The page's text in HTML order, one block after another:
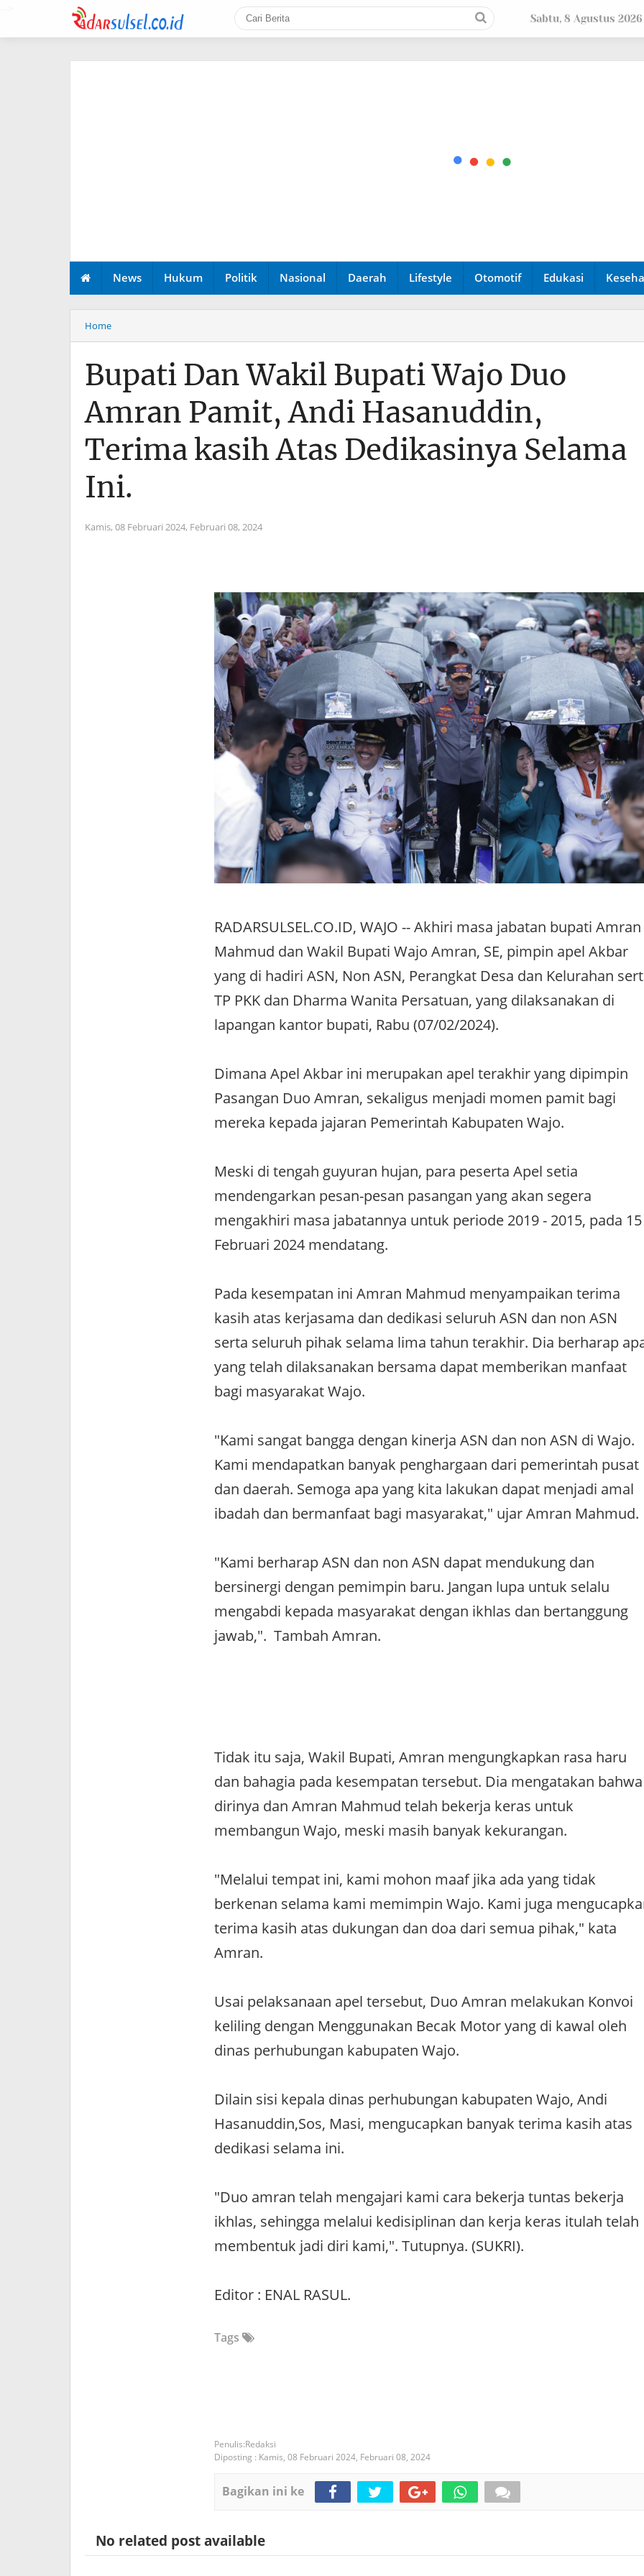
Sabtu, 8 Agustus 2026
News Hukum Politik Nasional Daerah Lifestyle Otomotif Edukasi
Home
Bupati Dan Wakil Bupati Wajo Duo
Amran Pamit, Andi Hasanuddin,
Terima kasih Atas Dedikasinya Selama
Ini.
Kamis, 08 Februari 2024, Februari 08, 2024
RADARSULSEL.CO.ID, WAJO -- Akhiri masa jabatan bupati Amran
Mahmud dan Wakil Bupati Wajo Amran, SE, pimpin apel Akbar
yang di hadiri ASN, Non ASN, Perangkat Desa dan Kelurahan
TP PKK dan Dharma Wanita Persatuan, yang dilaksanakan di
lapangan kantor bupati, Rabu (07/02/2024).
Dimana Apel Akbar ini merupakan apel terakhir yang dipimpin
Pasangan Duo Amran, sekaligus menjadi momen pamit bagi
mereka kepada jajaran Pemerintah Kabupaten Wajo.
Meski di tengah guyuran hujan, para peserta Apel setia
mendengarkan pesan-pesan pasangan yang akan segera
mengakhiri masa jabatannya untuk periode 2019 - 2015, pada 15
Februari 2024 mendatang.
Pada kesempatan ini Amran Mahmud menyampaikan terima
kasih atas kerjasama dan dedikasi seluruh ASN dan non ASN
serta seluruh pihak selama lima tahun terakhir. Dia berharap
yang telah dilaksanakan bersama dapat memberikan manfaat
bagi masyarakat Wajo.
"Kami sangat bangga dengan kinerja ASN dan non ASN di Wajo.
Kami mendapatkan banyak penghargaan dari pemerintah pusat
dan daerah. Semoga apa yang kita lakukan dapat menjadi amal
ibadah dan bermanfaat bagi masyarakat," ujar Amran Mahmud.
"Kami berharap ASN dan non ASN dapat mendukung dan
bersinergi dengan pemimpin baru. Jangan lupa untuk selalu
mengabdi kepada masyarakat dengan ikhlas dan bertanggung
jawab,". Tambah Amran.
Tidak itu saja, Wakil Bupati, Amran mengungkapkan rasa haru
dan bahagia pada kesempatan tersebut. Dia mengatakan bahwa
dirinya dan Amran Mahmud telah bekerja keras untuk
membangun Wajo, meski masih banyak kekurangan.
"Melalui tempat ini, kami mohon maaf jika ada yang tidak
berkenan selama kami memimpin Wajo. Kami juga
terima kasih atas dukungan dan doa dari semua pihak," kata
Amran.
Usai pelaksanaan apel tersebut, Duo Amran melakukan Konvoi
keliling dengan Menggunakan Becak Motor yang di kawal oleh
dinas perhubungan kabupaten Wajo.
Dilain sisi kepala dinas perhubungan kabupaten Wajo, Andi
Hasanuddin,Sos, Masi, mengucapkan banyak terima kasih atas
dedikasi selama ini.
"Duo amran telah mengajari kami cara bekerja tuntas bekerja
ikhlas, sehingga melalui kedisiplinan dan kerja keras itulah telah
membentuk jadi diri kami,". Tutupnya. (SUKRI).
Editor : ENAL RASUL.
Tags
Redaksi
Diposting : Kamis, 08 Februari 2024, Februari 08, 2024
Bagikan ini ke
No related post available